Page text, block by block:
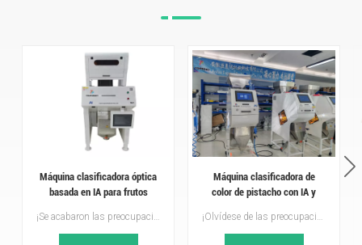
Máquina clasificadora óptica
basada en IA para frutos
¡Se acabaron las preocupaciones por la clasificación! Topsort Máquina de clasificación óptica con IA Todo se puede clasificar: alta velocidad, precisión e inteligencia, ideal para nueces, granos, legumbres, alimentos y materiales industriales. Una sola máquina mejora la calidad de su producto, optimiza la eficiencia de la clasificación y proporciona nueces de alta calidad para su negocio. Equipada con cámaras industriales de alta definición y algoritmos de inteligencia artificial de aprendizaje profundo, la tasa de selección puede alcanzar hasta el 99,99 %. La nueva válvula solenoide de alta frecuencia con levitación magnética responde con rapidez y detecta con precisión las castañas defectuosas, reduciendo eficazmente el desperdicio.Topsort clasificador de colores con IA¡Es tu mejor opción!
Máquina clasificadora de
color de pistacho con IA y
¡Olvídese de las preocupaciones por la clasificación! La clasificadora de color Topsort AI, con aprendizaje profundo, es rápida, precisa e inteligente, ideal para frutos secos, granos, legumbres, alimentos y materiales industriales. Una sola máquina que mejora la calidad de sus productos e impulsa su negocio.Topsort clasificador de colores con IA¡Es tu mejor opción!